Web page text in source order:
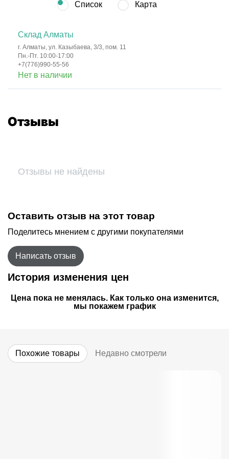
Список Карта
Склад Алматы
г. Алматы, ул. Казыбаева, 3/3, пом. 11
Пн.-Пт. 10:00-17:00
+7(776)990-55-56
Нет в наличии
Отзывы
Отзывы не найдены
Оставить отзыв на этот товар
Поделитесь мнением с другими покупателями
Написать отзыв
История изменения цен
Цена пока не менялась. Как только она изменится,
мы покажем график
Похожие товары Недавно смотрели